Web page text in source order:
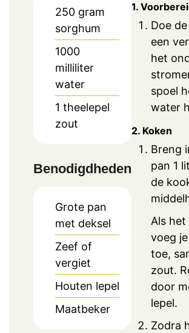
250 gram
sorghum
1000
milliliter
water
1 theelepel
zout
Benodigdheden
Grote pan
met deksel
Zeef of
vergiet
Houten lepel
Maatbeker
1.
Doe
een
het
spoel
water
2. Koken
Breng
pan 1
de
Als
voeg
toe,
zout.
door
lepel.
Zodra